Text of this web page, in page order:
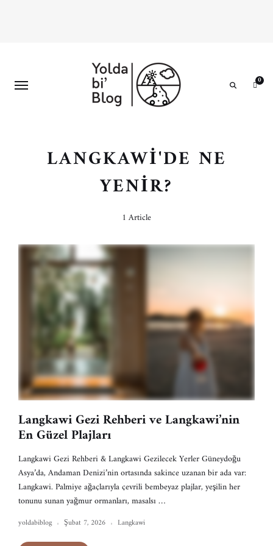
0
LANGKAWI'DE NE
YENIR?
1 Article
Langkawi Gezi Rehberi ve Langkawi’nin
En Güzel Plajları
Langkawi Gezi Rehberi & Langkawi Gezilecek Yerler Güneydoğu
Asya’da, Andaman Denizi’nin ortasında sakince uzanan bir ada var:
Langkawi. Palmiye ağaçlarıyla çevrili bembeyaz plajlar, yeşilin her
tonunu sunan yağmur ormanları, masalsı …
yoldabiblog Şubat 7, 2026 Langkawi